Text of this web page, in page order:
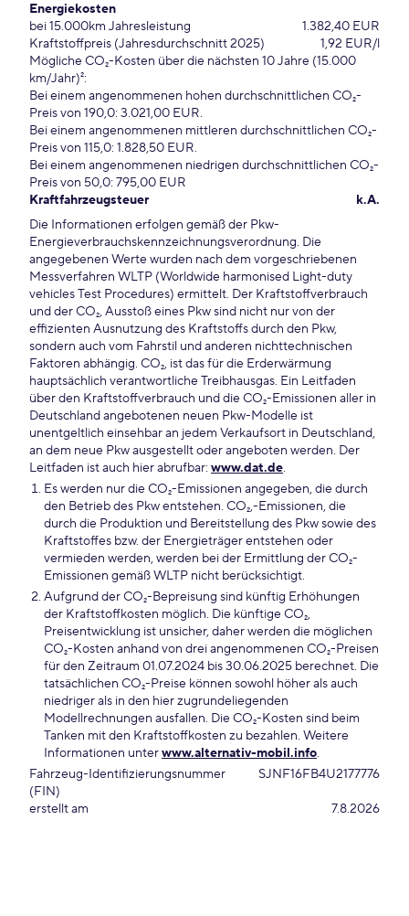
Energiekosten
bei 15.000km Jahresleistung
1.382,40 EUR
Kraftstoffpreis (Jahresdurchschnitt 2025)
1,92 EUR/l
Mögliche CO₂-Kosten über die nächsten 10 Jahre (15.000
km/Jahr)²:
Bei einem angenommenen hohen durchschnittlichen CO₂-
Preis von 190,0: 3.021,00 EUR.
Bei einem angenommenen mittleren durchschnittlichen CO₂-
Preis von 115,0: 1.828,50 EUR.
Bei einem angenommenen niedrigen durchschnittlichen CO₂-
Preis von 50,0: 795,00 EUR
Kraftfahrzeugsteuer
k.A.
Die Informationen erfolgen gemäß der Pkw-
Energieverbrauchskennzeichnungsverordnung. Die
angegebenen Werte wurden nach dem vorgeschriebenen
Messverfahren WLTP (Worldwide harmonised Light-duty
vehicles Test Procedures) ermittelt. Der Kraftstoffverbrauch
und der CO₂, Ausstoß eines Pkw sind nicht nur von der
effizienten Ausnutzung des Kraftstoffs durch den Pkw,
sondern auch vom Fahrstil und anderen nichttechnischen
Faktoren abhängig. CO₂, ist das für die Erderwärmung
hauptsächlich verantwortliche Treibhausgas. Ein Leitfaden
über den Kraftstoffverbrauch und die CO₂-Emissionen aller in
Deutschland angebotenen neuen Pkw-Modelle ist
unentgeltlich einsehbar an jedem Verkaufsort in Deutschland,
an dem neue Pkw ausgestellt oder angeboten werden. Der
Leitfaden ist auch hier abrufbar: www.dat.de.
Es werden nur die CO₂-Emissionen angegeben, die durch
den Betrieb des Pkw entstehen. CO₂,-Emissionen, die
durch die Produktion und Bereitstellung des Pkw sowie des
Kraftstoffes bzw. der Energieträger entstehen oder
vermieden werden, werden bei der Ermittlung der CO₂-
Emissionen gemäß WLTP nicht berücksichtigt.
Aufgrund der CO₂-Bepreisung sind künftig Erhöhungen
der Kraftstoffkosten möglich. Die künftige CO₂,
Preisentwicklung ist unsicher, daher werden die möglichen
CO₂-Kosten anhand von drei angenommenen CO₂-Preisen
für den Zeitraum 01.07.2024 bis 30.06.2025 berechnet. Die
tatsächlichen CO₂-Preise können sowohl höher als auch
niedriger als in den hier zugrundeliegenden
Modellrechnungen ausfallen. Die CO₂-Kosten sind beim
Tanken mit den Kraftstoffkosten zu bezahlen. Weitere
Informationen unterwww.alternativ-mobil.info.
Fahrzeug-Identifizierungsnummer
(FIN)
SJNF16FB4U2177776
erstellt am 7.8.2026